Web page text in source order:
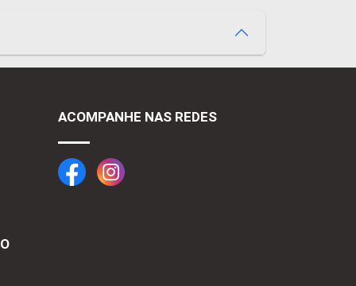
ACOMPANHE NAS REDES